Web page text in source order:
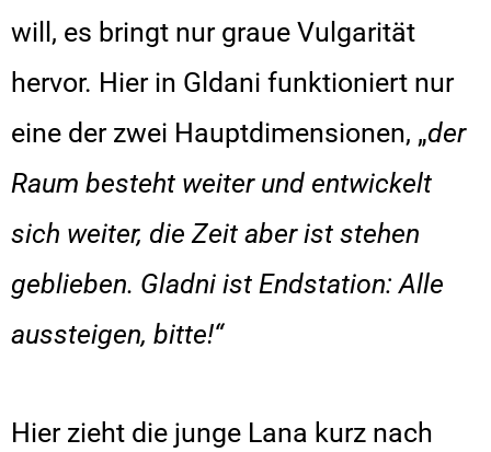
will, es bringt nur graue Vulgarität
hervor. Hier in Gldani funktioniert nur
eine der zwei Hauptdimensionen, „der
Raum besteht weiter und entwickelt
sich weiter, die Zeit aber ist stehen
geblieben. Gladni ist Endstation: Alle
aussteigen, bitte!“
Hier zieht die junge Lana kurz nach